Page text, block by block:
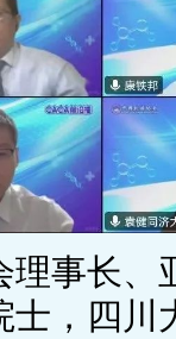
理事长、
士，四